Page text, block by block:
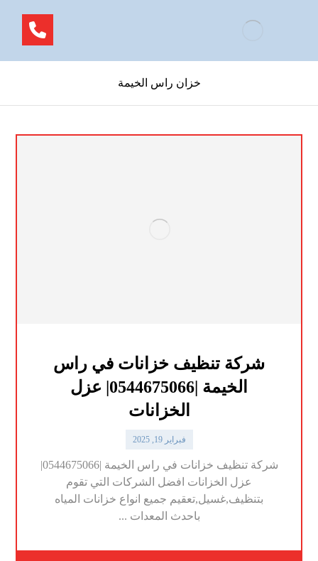
خزان راس الخيمة
شركة تنظيف خزانات في راس
الخيمة |0544675066| عزل
الخزانات
فبراير 19, 2025
عزل الخزانات افضل الشركات التي تقوم
بتنظيف,غسيل,تعقيم جميع انواع خزانات المياه
باحدث المعدات ...